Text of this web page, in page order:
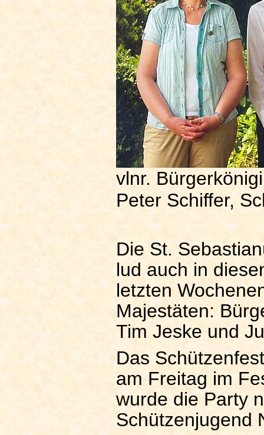
vlnr.
Peter Schiffer,
Die St.
lud auch in
letzten
Majestäten:
Tim Jeske und
Das
am Freitag im
wurde die Party
Schützenjugend